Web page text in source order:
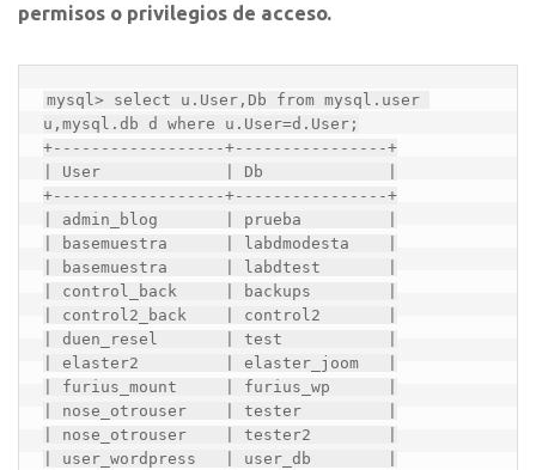
permisos o privilegios de acceso.
mysql> select u.User,Db from mysql.user
u,mysql.db d where u.User=d.User;
+------------------+----------------+
| User             | Db             |
+------------------+----------------+
| admin_blog       | prueba         |
| basemuestra      | labdmodesta    |
| basemuestra      | labdtest       |
| control_back     | backups        |
| control2_back    | control2       |
| duen_resel       | test           |
| elaster2         | elaster_joom   |
| furius_mount     | furius_wp      |
| nose_otrouser    | tester         |
| nose_otrouser    | tester2        |
| user_wordpress   | user_db        |